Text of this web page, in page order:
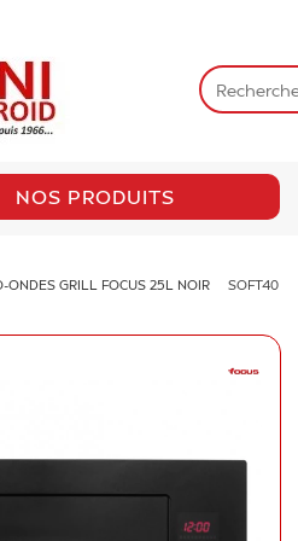
NOS PRODUITS
ONDES GRILL FOCUS 25L NOIR SOFT40